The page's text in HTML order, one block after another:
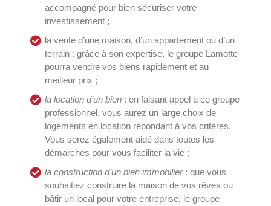
accompagné pour bien sécuriser votre
investissement ;
la vente d’une maison, d’un appartement ou d’un
terrain : grâce à son expertise, le groupe Lamotte
pourra vendre vos biens rapidement et au
meilleur prix ;
la location d’un bien : en faisant appel à ce groupe
professionnel, vous aurez un large choix de
logements en location répondant à vos critères.
Vous serez également aidé dans toutes les
démarches pour vous faciliter la vie ;
la construction d’un bien immobilier: que vous
souhaitiez construire la maison de vos rêves ou
bâtir un local pour votre entreprise, le groupe